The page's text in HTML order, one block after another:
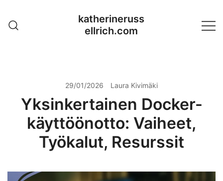
content
katherineruss
ellrich.com
29/01/2026 Laura Kivimäki
Yksinkertainen Docker-
käyttöönotto: Vaiheet,
Työkalut, Resurssit